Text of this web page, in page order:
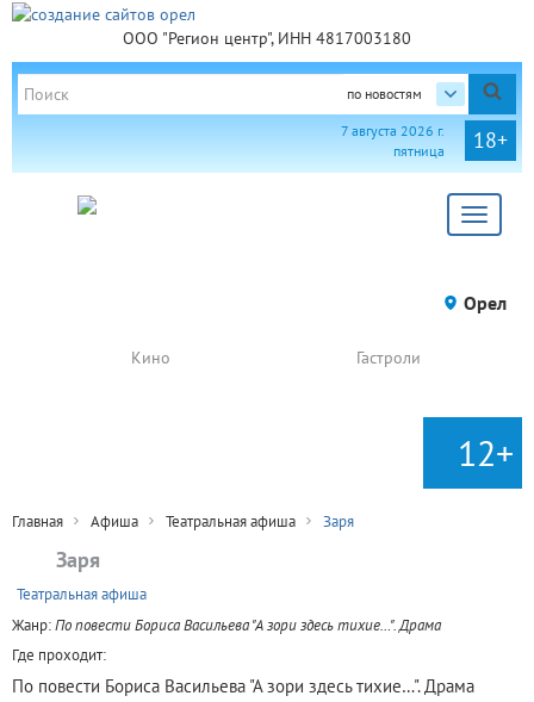
ООО "Регион центр", ИНН 4817003180
по новостям
18+
7 августа 2026 г.
пятница
Toggle
Орел
Кино Гастроли
12+
Главная Афиша Театральная афиша Заря
Заря
Театральная афиша
Жанр:По повести Бориса Васильева "А зори здесь тихие…". Драма
Где проходит:
По повести Бориса Васильева "А зори здесь тихие…". Драма